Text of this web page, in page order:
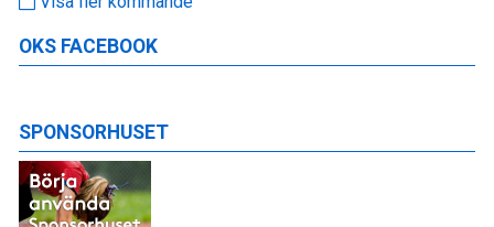
OKS FACEBOOK
SPONSORHUSET